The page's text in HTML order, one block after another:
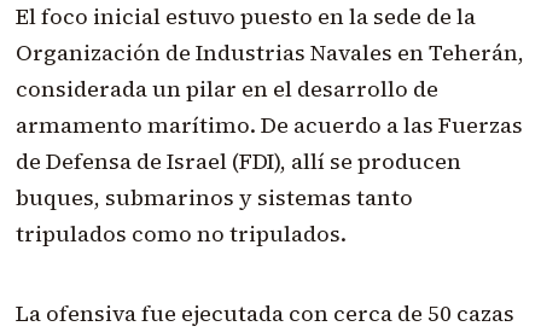
El foco inicial estuvo puesto en la sede de la
Organización de Industrias Navales en Teherán,
considerada un pilar en el desarrollo de
armamento marítimo. De acuerdo a las Fuerzas
de Defensa de Israel (FDI), allí se producen
buques, submarinos y sistemas tanto
tripulados como no tripulados.
La ofensiva fue ejecutada con cerca de 50 cazas